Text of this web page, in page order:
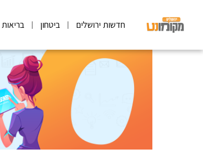
חדשות ירושלים ביטחון בריאות